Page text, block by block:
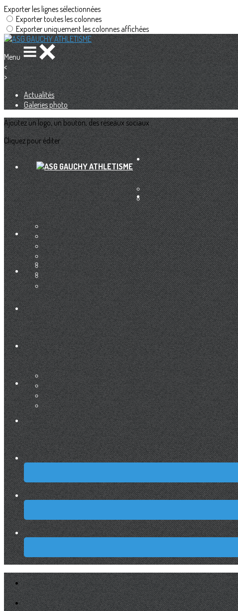
Exporter les lignes sélectionnées
Exporter toutes les colonnes
Exporter uniquement les colonnes affichées
Menu
<
>
Actualités
Galeries photo
Ajoutez un logo, un bouton, des réseaux sociaux
Cliquez pour éditer